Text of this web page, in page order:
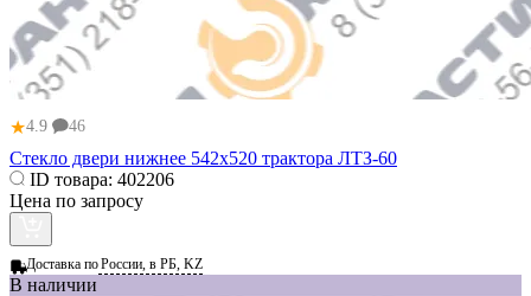
★4.9 46
Стекло двери нижнее 542х520 трактора ЛТЗ-60
ID товара: 402206
Цена по запросу
Доставка поРоссии, в РБ, KZ
В наличии